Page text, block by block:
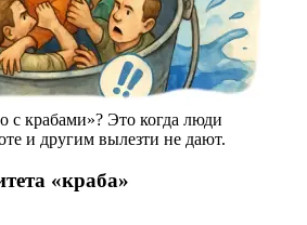
с крабами»? Это когда люди
и другим вылезти не дают.
«краба»